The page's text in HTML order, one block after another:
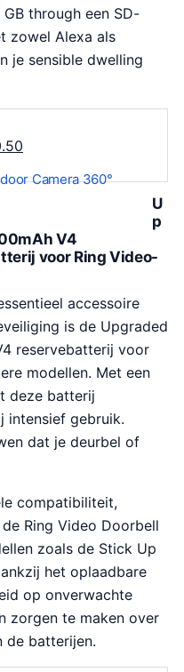
through een SD-
zowel Alexa als
je sensible dwelling
i
g
p
r
i
s
i
s
Camera 360°
U
p
V4
voor Ring Video-
accessoire
is de Upgraded
reservebatterij voor
modellen. Met een
deze batterij
intensief gebruik.
dat je deurbel of
compatibiliteit,
Ring Video Doorbell
zoals de Stick Up
het oplaadbare
op onverwachte
zorgen te maken over
de batterijen.